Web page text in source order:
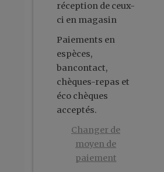
réception de ceux-
ci en magasin
Paiements en
espèces,
bancontact,
chèques-repas et
éco chèques
acceptés.
Changer de
moyen de
paiement